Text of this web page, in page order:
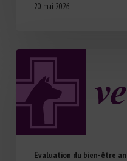
20 mai 2026
Evaluation du bien-être